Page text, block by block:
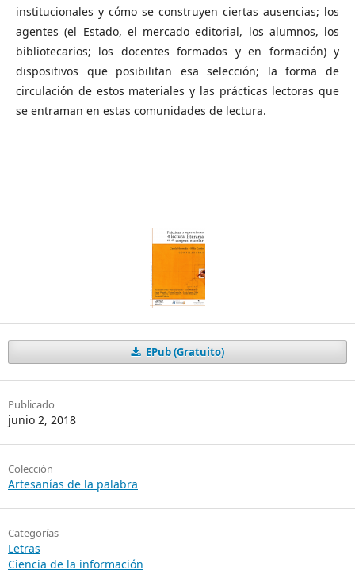
institucionales y cómo se construyen ciertas ausencias; los
agentes (el Estado, el mercado editorial, los alumnos, los
bibliotecarios; los docentes formados y en formación) y
dispositivos que posibilitan esa selección; la forma de
circulación de estos materiales y las prácticas lectoras que
se entraman en estas comunidades de lectura.
EPub (Gratuito)
Publicado
junio 2, 2018
Colección
Artesanías de la palabra
Categorías
Letras
Ciencia de la información